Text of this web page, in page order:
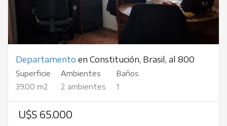
Departamento en Constitución, Brasil, al 800
Superficie
39.00 m2
Ambientes
2 ambientes
Baños
1
U$S 65.000